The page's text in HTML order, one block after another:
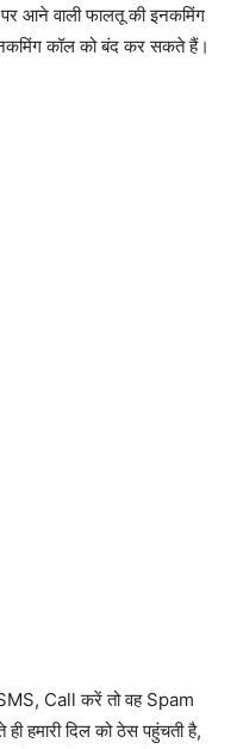
आने वाली फालतू की इनकमिंग
कॉल को बंद कर सकते हैं।
SMS, Call करें तो वह Spam
हमारी दिल को ठेस पहुंचती है,